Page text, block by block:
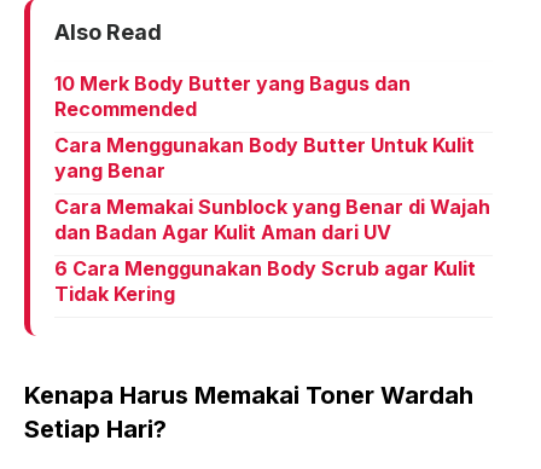
Also Read
10 Merk Body Butter yang Bagus dan
Recommended
Cara Menggunakan Body Butter Untuk Kulit
yang Benar
Cara Memakai Sunblock yang Benar di Wajah
dan Badan Agar Kulit Aman dari UV
6 Cara Menggunakan Body Scrub agar Kulit
Tidak Kering
Kenapa Harus Memakai Toner Wardah
Setiap Hari?